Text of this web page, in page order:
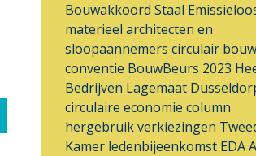
Bouwakkoord Staal
materieel architecten en
sloopaannemers circulair
conventie BouwBeurs 2023
Bedrijven Lagemaat
circulaire economie column
hergebruikverkiezingen
Kamer ledenbijeenkomst EDA